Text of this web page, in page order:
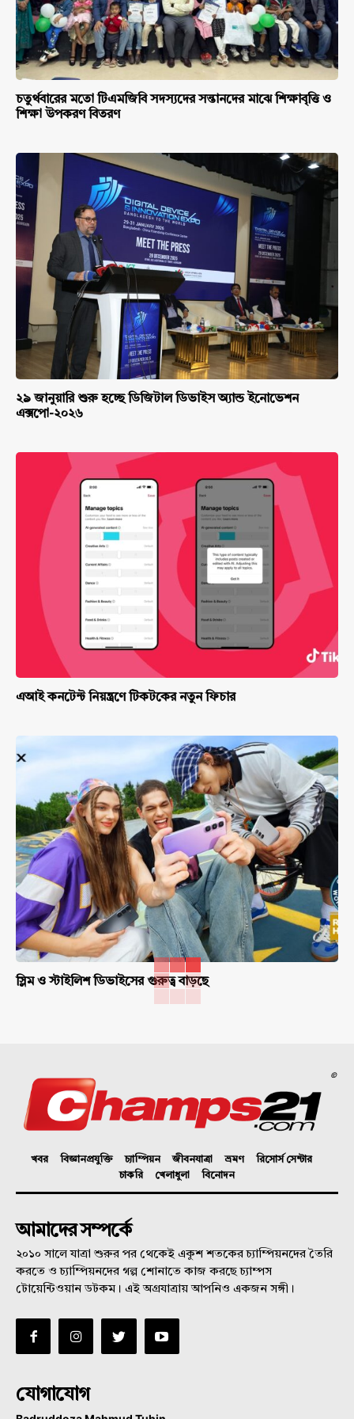
চতুর্থবারের মতো টিএমজিবি সদস্যদের সন্তানদের মাঝে শিক্ষাবৃত্তি ও
শিক্ষা উপকরণ বিতরণ
২৯ জানুয়ারি শুরু হচ্ছে ডিজিটাল ডিভাইস অ্যান্ড ইনোভেশন
এক্সপো-২০২৬
এআই কনটেন্ট নিয়ন্ত্রণে টিকটকের নতুন ফিচার
স্লিম ও স্টাইলিশ ডিভাইসের গুরুত্ব বাড়ছে
©
খবর বিজ্ঞানপ্রযুক্তি চ্যাম্পিয়ন জীবনযাত্রা ভ্রমণ
রিসোর্স সেন্টার
চাকরি
খেলাধুলা বিনোদন
আমাদের সম্পর্কে
২০১০ সালে যাত্রা শুরুর পর থেকেই একুশ শতকের চ্যাম্পিয়নদের তৈরি
করতে ও চ্যাম্পিয়নদের গল্প শোনাতে কাজ করছে চ্যাম্পস
টোয়েন্টিওয়ান ডটকম। এই অগ্রযাত্রায় আপনিও একজন সঙ্গী।
যোগাযোগ